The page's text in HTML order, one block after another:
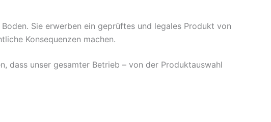
Sie erwerben ein geprüftes und legales Produkt von
Konsequenzen machen.
dass unser gesamter Betrieb – von der Produktauswahl